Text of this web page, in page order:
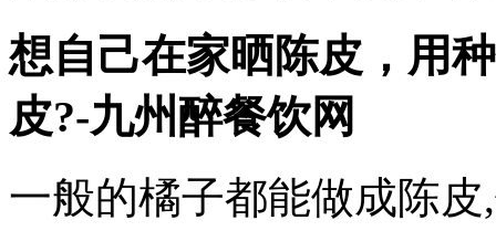
想自己在家晒陈皮，用
皮?-九州醉餐饮网
一般的橘子都能做成陈